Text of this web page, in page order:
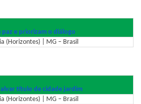
paz e priorizam o diálogo
(Horizontes) | MG – Brasil
título de cidade jardim
(Horizontes) | MG – Brasil